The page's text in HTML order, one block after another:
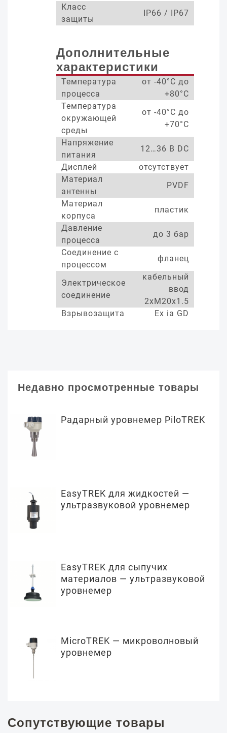
Класс
защиты
IP66 / IP67
Дополнительные
характеристики
Температура
процесса
от -40°С до
+80°С
Температура
окружающей
среды
от -40°С до
+70°С
Напряжение
питания
12…36 В DC
Дисплей
отсутствует
Материал
антенны
PVDF
Материал
корпуса
пластик
Давление
процесса
до 3 бар
Соединение с
процессом
фланец
Электрическое
соединение
кабельный
ввод
2xM20x1.5
Взрывозащита
Ex ia GD
Недавно просмотренные товары
Радарный уровнемер PiloTREK
EasyTREK для жидкостей —
ультразвуковой уровнемер
EasyTREK для сыпучих
материалов — ультразвуковой
уровнемер
MicroTREK — микроволновый
уровнемер
Сопутствующие товары